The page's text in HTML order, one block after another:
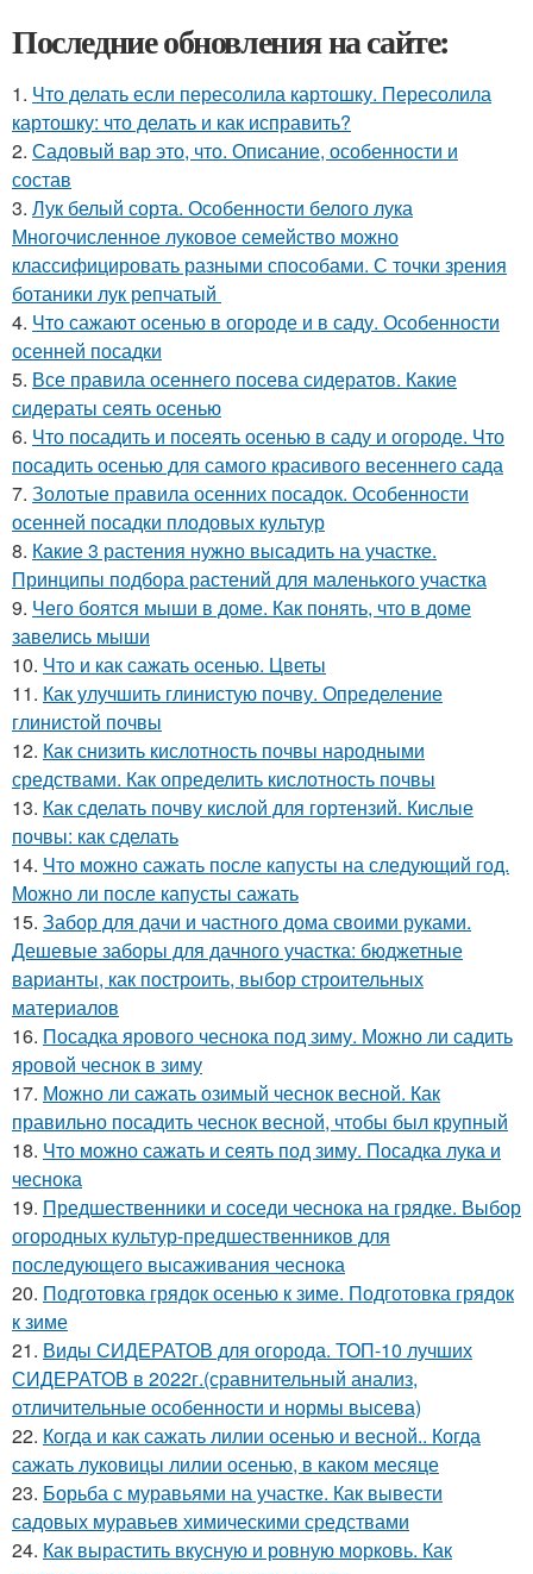
Последние обновления на сайте:
1. Что делать если пересолила картошку. Пересолила
картошку: что делать и как исправить?
2. Садовый вар это, что. Описание, особенности и
состав
3. Лук белый сорта. Особенности белого лука
Многочисленное луковое семейство можно
классифицировать разными способами. С точки зрения
ботаники лук репчатый
4. Что сажают осенью в огороде и в саду. Особенности
осенней посадки
5. Все правила осеннего посева сидератов. Какие
сидераты сеять осенью
6. Что посадить и посеять осенью в саду и огороде. Что
посадить осенью для самого красивого весеннего сада
7. Золотые правила осенних посадок. Особенности
осенней посадки плодовых культур
8. Какие 3 растения нужно высадить на участке.
Принципы подбора растений для маленького участка
9. Чего боятся мыши в доме. Как понять, что в доме
завелись мыши
10. Что и как сажать осенью. Цветы
11. Как улучшить глинистую почву. Определение
глинистой почвы
12. Как снизить кислотность почвы народными
средствами. Как определить кислотность почвы
13. Как сделать почву кислой для гортензий. Кислые
почвы: как сделать
14. Что можно сажать после капусты на следующий год.
Можно ли после капусты сажать
15. Забор для дачи и частного дома своими руками.
Дешевые заборы для дачного участка: бюджетные
варианты, как построить, выбор строительных
материалов
16. Посадка ярового чеснока под зиму. Можно ли садить
яровой чеснок в зиму
17. Можно ли сажать озимый чеснок весной. Как
правильно посадить чеснок весной, чтобы был крупный
18. Что можно сажать и сеять под зиму. Посадка лука и
чеснока
19. Предшественники и соседи чеснока на грядке. Выбор
огородных культур-предшественников для
последующего высаживания чеснока
20. Подготовка грядок осенью к зиме. Подготовка грядок
к зиме
21. Виды СИДЕРАТОВ для огорода. ТОП-10 лучших
СИДЕРАТОВ в 2022г.(сравнительный анализ,
отличительные особенности и нормы высева)
22. Когда и как сажать лилии осенью и весной.. Когда
сажать луковицы лилии осенью, в каком месяце
23. Борьба с муравьями на участке. Как вывести
садовых муравьев химическими средствами
24. Как вырастить вкусную и ровную морковь. Как